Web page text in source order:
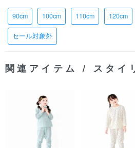
90cm 100cm 110cm 120cm
セール対象外
関連アイテム / スタイ